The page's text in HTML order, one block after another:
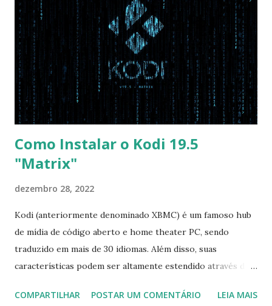
Disabled OS Mode Selection -> UEFI and CSM OS (Essa
opção garante boot com Win e Linux) Boot > Boot Priority
Order USB HDD: SATA CD: SATA HDD: Essa ordem de boot
vai garantir que ele tente primeiro o boot pela USB, depois
pelo CD e por último no HD. Apenas as opções acima são
as necessá...
Como Instalar o Kodi 19.5
"Matrix"
dezembro 28, 2022
Kodi (anteriormente denominado XBMC) é um famoso hub
de mídia de código aberto e home theater PC, sendo
traduzido em mais de 30 idiomas. Além disso, suas
características podem ser altamente estendido através de
(personal video recorder). A versão final do Kodi 19.5
COMPARTILHAR POSTAR UM COMENTÁRIO LEIA MAIS